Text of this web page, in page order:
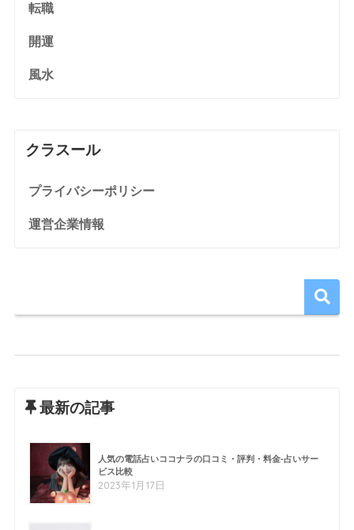
転職
開運
風水
クラスール
プライバシーポリシー
運営企業情報
最新の記事
人気の電話占いココナラの口コミ・評判・料金-占いサー
ビス比較
2023年1月17日